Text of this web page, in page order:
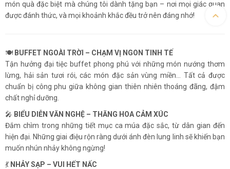
món quà đặc biệt mà chúng tôi dành tặng bạn – nơi mọi giác quan
được đánh thức, và mọi khoảnh khắc đều trở nên đáng nhớ!
🍽 BUFFET NGOÀI TRỜI – CHẠM VỊ NGON TINH TẾ
Tận hưởng đại tiệc buffet phong phú với những món nướng thơm
lừng, hải sản tươi rói, các món đặc sản vùng miền… Tất cả được
chuẩn bị công phu giữa không gian thiên nhiên thoáng đãng, đậm
chất nghỉ dưỡng.
🎤 BIỂU DIỄN VĂN NGHỆ – THĂNG HOA CẢM XÚC
Đắm chìm trong những tiết mục ca múa đặc sắc, từ dân gian đến
hiện đại. Những giai điệu rộn ràng dưới ánh đèn lung linh sẽ khiến bạn
muốn nhún nhảy không ngừng!
💃 NHẢY SẠP – VUI HẾT NẤC